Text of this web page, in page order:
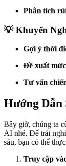
Phân tích
💡 Khuyến
Gợi ý thời
Đề xuất
Tư vấn
Hướng Dẫn
Bây giờ, chúng ta
AI nhé. Để trải
sâu, bạn có thể
Truy cập